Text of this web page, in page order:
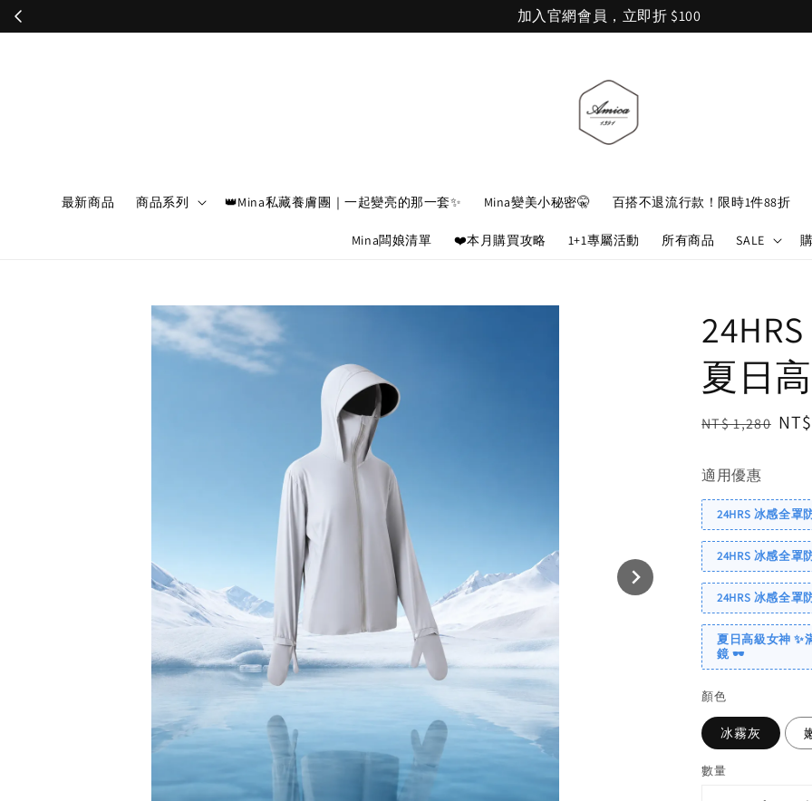
加入官網會員，立即折 $100
最新商品 商品系列 👑Mina私藏養膚團｜一起變亮的那一套✨ Mina變美小秘密🤫 百搭不退流行款！限時1件88折
Mina闆娘清單 ❤️本月購買攻略 1+1專屬活動 所有商品 SALE
夏日
Regular
NT$ 1,280 Sale
適用優惠
24HRS 冰感全罩
24HRS 冰感全罩
24HRS 冰感全罩
夏日高級女神 ✨
鏡 🕶️
顏色
冰霧灰
數量